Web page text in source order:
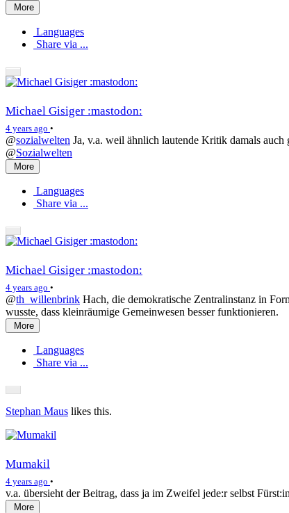
More
Languages
Share via ...
Michael Gisiger :mastodon:
4 years ago •
@sozialwelten Ja, v.a. weil ähnlich lautende Kritik damals
@Sozialwelten
More
Languages
Share via ...
Michael Gisiger :mastodon:
4 years ago •
@th_willenbrink Hach, die demokratische Zentralinstanz in
wusste, dass kleinräumige Gemeinwesen besser funktionieren.
More
Languages
Share via ...
Stephan Maus likes this.
Mumakil
4 years ago •
v.a. übersieht der Beitrag, dass ja im Zweifel jede:r selbst
More